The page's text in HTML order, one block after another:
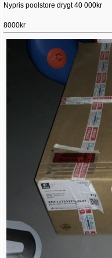
Nypris poolstore drygt 40 000kr
8000kr